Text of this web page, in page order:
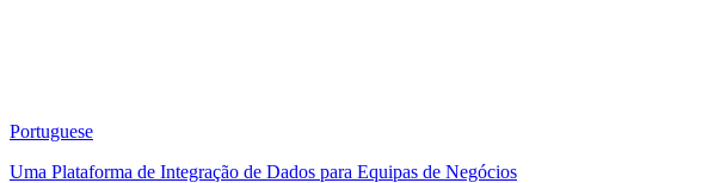
Portuguese
Uma Plataforma de Integração de Dados para Equipas de Negócios